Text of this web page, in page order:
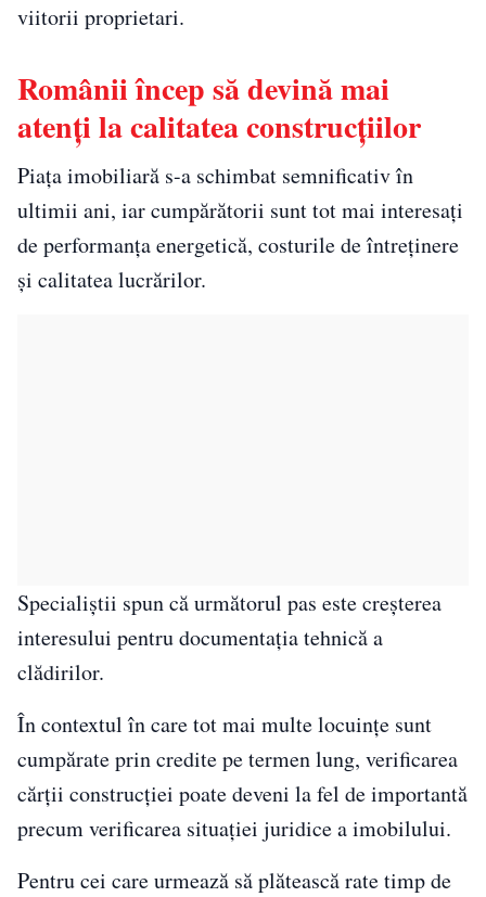
viitorii proprietari.
Românii încep să devină mai
atenți la calitatea construcțiilor
Piața imobiliară s-a schimbat semnificativ în
ultimii ani, iar cumpărătorii sunt tot mai interesați
de performanța energetică, costurile de întreținere
și calitatea lucrărilor.
Specialiștii spun că următorul pas este creșterea
interesului pentru documentația tehnică a
clădirilor.
În contextul în care tot mai multe locuințe sunt
cumpărate prin credite pe termen lung, verificarea
cărții construcției poate deveni la fel de importantă
precum verificarea situației juridice a imobilului.
Pentru cei care urmează să plătească rate timp de